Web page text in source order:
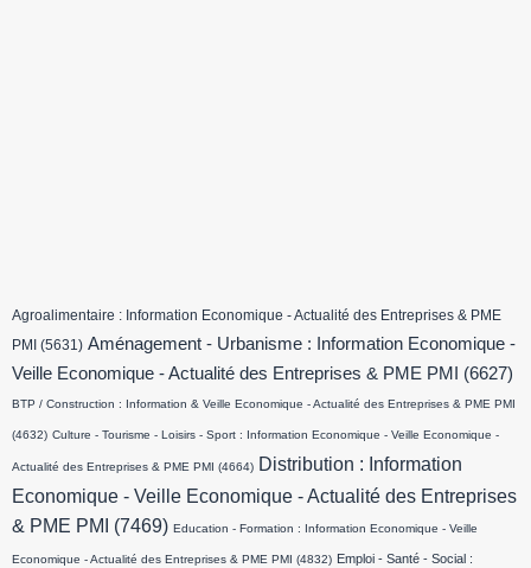
Agroalimentaire : Information Economique - Actualité des Entreprises & PME
PMI (5631) Aménagement - Urbanisme : Information Economique -
Veille Economique - Actualité des Entreprises & PME PMI
(6627)
BTP / Construction : Information & Veille Economique - Actualité des Entreprises & PME PMI
(4632) Culture - Tourisme - Loisirs - Sport : Information Economique - Veille Economique -
Actualité des Entreprises & PME PMI (4664) Distribution : Information
Economique - Veille Economique - Actualité des Entreprises
& PME PMI
(7469) Education - Formation : Information Economique - Veille
Economique - Actualité des Entreprises & PME PMI (4832) Emploi - Santé - Social :